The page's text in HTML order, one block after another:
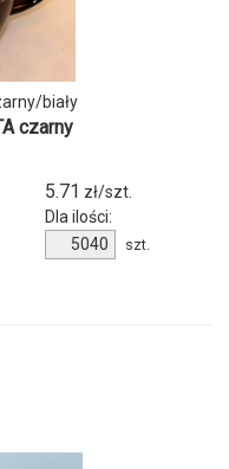
biały
czarny
5.71 zł/szt.
Dla ilości:
Ilość
produktu
szt.